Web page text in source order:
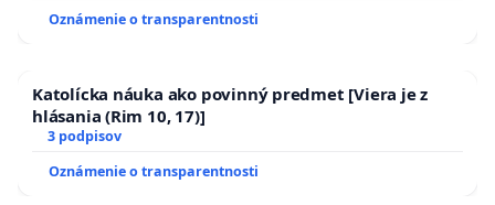
ĎUMBIERSKEJ/MAGU
Oznámenie o transparentnosti
Katolícka náuka ako povinný predmet [Viera je z
hlásania (Rim 10, 17)]
3 podpisov
Oznámenie o transparentnosti